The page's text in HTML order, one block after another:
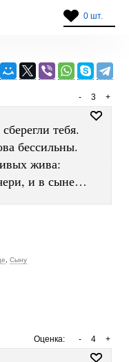
0 шт.
+
3
-
тебя.
бессильны.
жива:
и в сыне…
Сыну
Оценка: +
4
-